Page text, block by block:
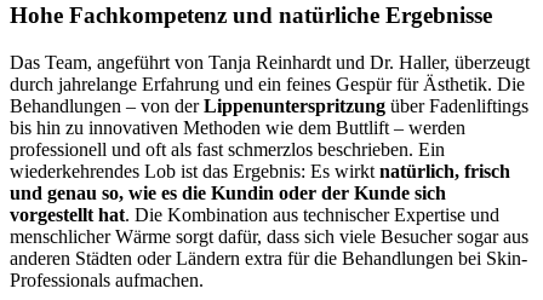
Hohe Fachkompetenz und natürliche Ergebnisse
Das Team, angeführt von Tanja Reinhardt und Dr. Haller, überzeugt
durch jahrelange Erfahrung und ein feines Gespür für Ästhetik. Die
Behandlungen – von derLippenunterspritzung über Fadenliftings
bis hin zu innovativen Methoden wie dem Buttlift – werden
professionell und oft als fast schmerzlos beschrieben. Ein
wiederkehrendes Lob ist das Ergebnis: Es wirkt natürlich, frisch
und genau so, wie es die Kundin oder der Kunde sich
vorgestellt hat. Die Kombination aus technischer Expertise und
menschlicher Wärme sorgt dafür, dass sich viele Besucher sogar aus
anderen Städten oder Ländern extra für die Behandlungen bei Skin-
Professionals aufmachen.